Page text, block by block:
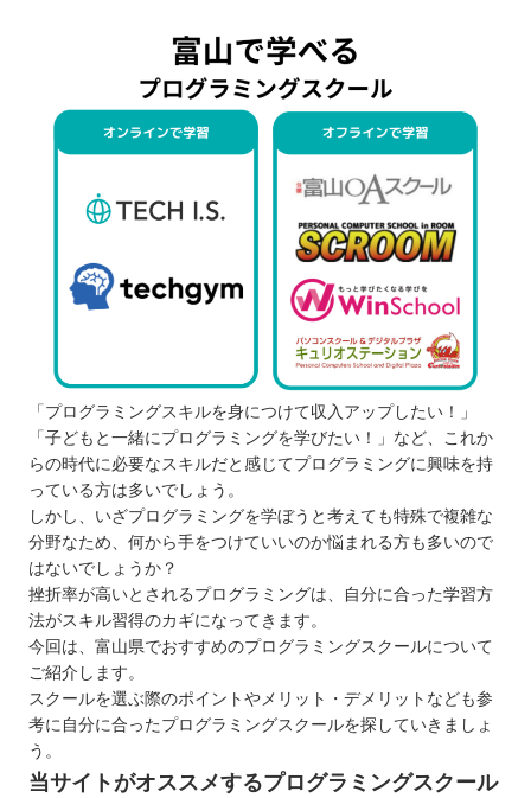
「プログラミングスキルを身につけて収入アップしたい！」
「子どもと一緒にプログラミングを学びたい！」など、これか
らの時代に必要なスキルだと感じてプログラミングに興味を持
っている方は多いでしょう。
しかし、いざプログラミングを学ぼうと考えても特殊で複雑な
分野なため、何から手をつけていいのか悩まれる方も多いので
はないでしょうか？
挫折率が高いとされるプログラミングは、自分に合った学習方
法がスキル習得のカギになってきます。
今回は、富山県でおすすめのプログラミングスクールについて
ご紹介します。
スクールを選ぶ際のポイントやメリット・デメリットなども参
考に自分に合ったプログラミングスクールを探していきましょ
う。
当サイトがオススメするプログラミングスクール